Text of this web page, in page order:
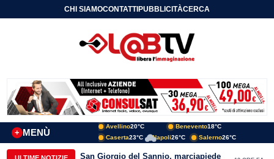
CHI SIAMOCONTATTIPUBBLICITÀCERCA
MENÙ
+
Avellino20°C Benevento18°C
Caserta23°C Napoli26°C Salerno26°C
San Giorgio del Sannio, marciapiede